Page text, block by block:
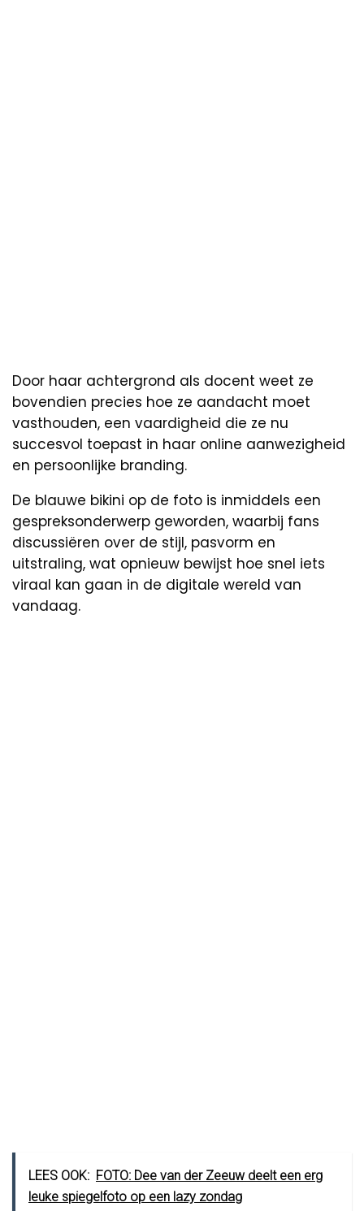
Door haar achtergrond als docent weet ze
bovendien precies hoe ze aandacht moet
vasthouden, een vaardigheid die ze nu
succesvol toepast in haar online aanwezigheid
en persoonlijke branding.
De blauwe bikini op de foto is inmiddels een
gespreksonderwerp geworden, waarbij fans
discussiëren over de stijl, pasvorm en
uitstraling, wat opnieuw bewijst hoe snel iets
viraal kan gaan in de digitale wereld van
vandaag.
LEES OOK: FOTO: Dee van der Zeeuw deelt een erg
leuke spiegelfoto op een lazy zondag